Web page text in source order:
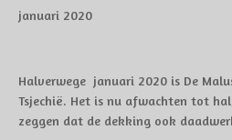
januari 2020
Halverwege januari 2020 is De
Tsjechië. Het is nu afwachten tot
zeggen dat de dekking ook